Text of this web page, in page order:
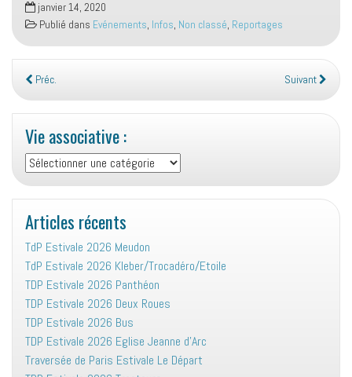
janvier 14, 2020
Publié dans Evénements, Infos, Non classé, Reportages
Préc. Suivant
Vie associative :
Vie
associative
:
Articles récents
TdP Estivale 2026 Meudon
TdP Estivale 2026 Kleber/Trocadéro/Etoile
TDP Estivale 2026 Panthéon
TDP Estivale 2026 Deux Roues
TDP Estivale 2026 Bus
TDP Estivale 2026 Eglise Jeanne d’Arc
Traversée de Paris Estivale Le Départ